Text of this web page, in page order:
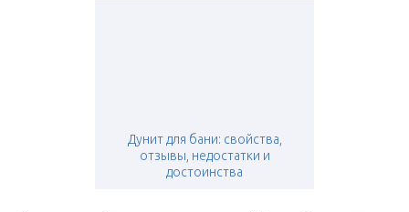
Дунит для бани: свойства,
отзывы, недостатки и
достоинства